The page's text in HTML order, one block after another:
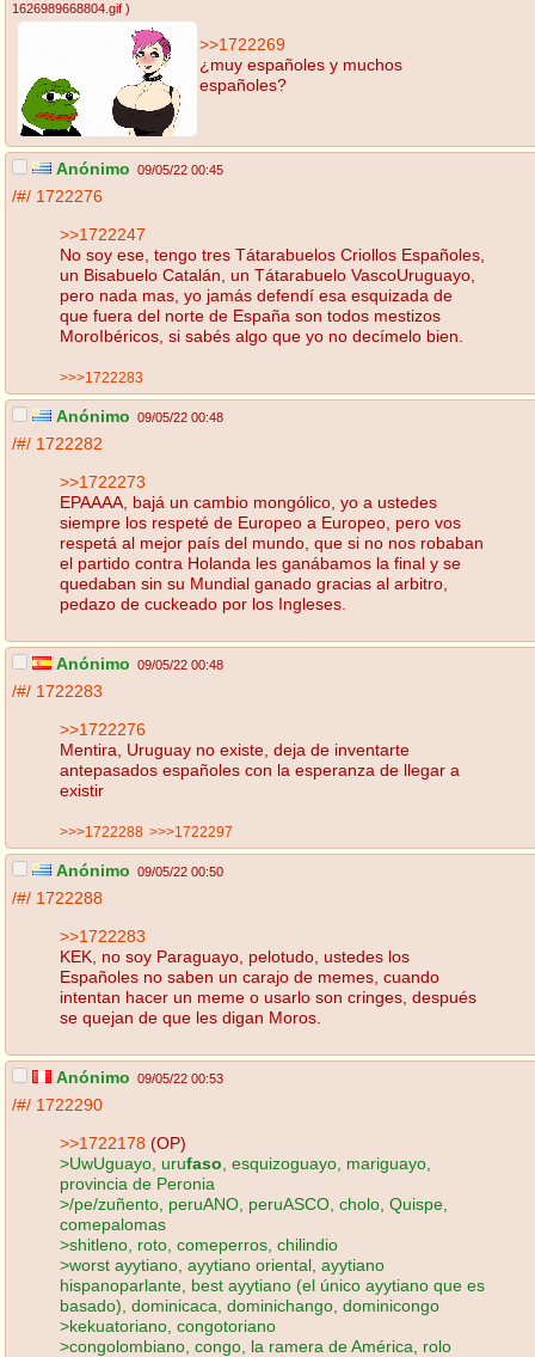
1626989668804.gif )
>>1722269
¿muy españoles y muchos
españoles?
Anónimo 09/05/22 00:45
/#/ 1722276
>>1722247
No soy ese, tengo tres Tátarabuelos Criollos Españoles,
un Bisabuelo Catalán, un Tátarabuelo VascoUruguayo,
pero nada mas, yo jamás defendí esa esquizada de
que fuera del norte de España son todos mestizos
MoroIbéricos, si sabés algo que yo no decímelo bien.
>>>1722283
Anónimo 09/05/22 00:48
/#/ 1722282
>>1722273
EPAAAA, bajá un cambio mongólico, yo a ustedes
siempre los respeté de Europeo a Europeo, pero vos
respetá al mejor país del mundo, que si no nos robaban
el partido contra Holanda les ganábamos la final y se
quedaban sin su Mundial ganado gracias al arbitro,
pedazo de cuckeado por los Ingleses.
Anónimo 09/05/22 00:48
/#/ 1722283
>>1722276
Mentira, Uruguay no existe, deja de inventarte
antepasados españoles con la esperanza de llegar a
existir
>>>1722288 >>>1722297
Anónimo 09/05/22 00:50
/#/ 1722288
>>1722283
KEK, no soy Paraguayo, pelotudo, ustedes los
Españoles no saben un carajo de memes, cuando
intentan hacer un meme o usarlo son cringes, después
se quejan de que les digan Moros.
Anónimo 09/05/22 00:53
/#/ 1722290
>>1722178 (OP)
>UwUguayo, urufaso , esquizoguayo, mariguayo,
provincia de Peronia
>/pe/zuñento, peruANO, peruASCO, cholo, Quispe,
comepalomas
>shitleno, roto, comeperros, chilindio
>worst ayytiano, ayytiano oriental, ayytiano
hispanoparlante, best ayytiano (el único ayytiano que es
basado), dominicaca, dominichango, dominicongo
>kekuatoriano, congotoriano
>congolombiano, congo, la ramera de América, rolo